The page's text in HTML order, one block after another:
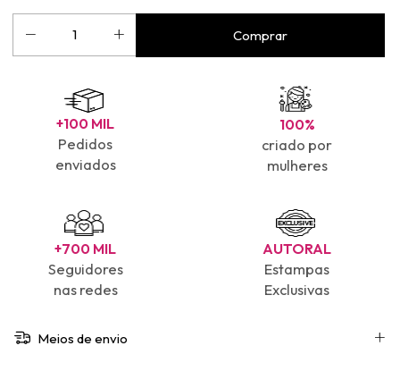
+100 MIL
Pedidos
enviados
100%
criado por
mulheres
+700 MIL
Seguidores
nas redes
AUTORAL
Estampas
Exclusivas
Meios de envio